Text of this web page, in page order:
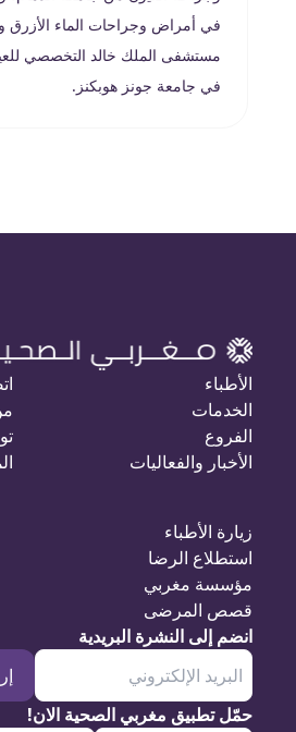
في أمراض وجراحات الماء الأزرق
مستشفى الملك خالد التخصصي
في جامعة جونز هوبكنز.
الأطباء
الخدمات
الفروع
الأخبار والفعاليات
زيارة الأطباء
استطلاع الرضا
مؤسسة مغربي
قصص المرضى
انضم إلى النشرة البريدية
حمّل تطبيق مغربي الصحية الان!